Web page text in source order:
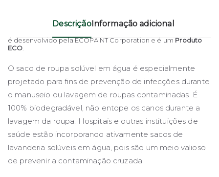
DescriçãoInformação adicional
é desenvolvido pela ECOPAINT Corporation e é umProduto
ECO
O saco de roupa solúvel em água é especialmente
projetado para fins de prevenção de infecções durante
o manuseio ou lavagem de roupas contaminadas. É
100% biodegradável, não entope os canos durante a
lavagem da roupa. Hospitais e outras instituições de
saúde estão incorporando ativamente sacos de
lavanderia solúveis em água, pois são um meio valioso
de prevenir a contaminação cruzada.